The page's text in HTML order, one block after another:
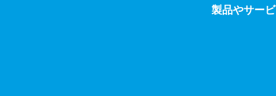
製品やサー